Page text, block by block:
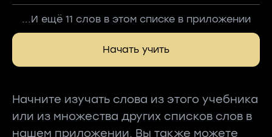
...И ещё 11 слов в этом списке в приложении
Начать учить
Начните изучать слова из этого учебника
или из множества других списков слов в
нашем приложении. Вы также можете